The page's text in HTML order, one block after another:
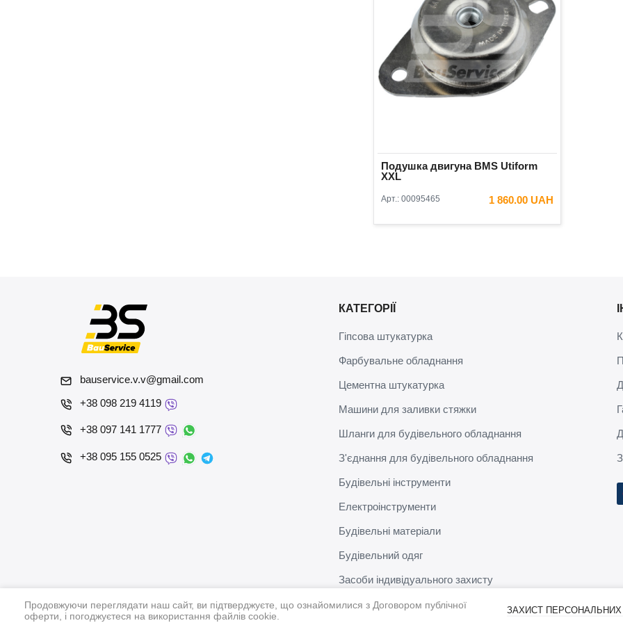
Подушка двигуна BMS Utiform
XXL
Арт.: 00095465 1 860.00 UAH
bauservice.v.v@gmail.com
+38 098 219 4119
+38 097 141 1777
+38 095 155 0525
КАТЕГОРІЇ
Гіпсова штукатурка
Фарбувальне обладнання
Цементна штукатурка
Машини для заливки стяжки
Шланги для будівельного обладнання
З'єднання для будівельного обладнання
Будівельні інструменти
Електроінструменти
Будівельні матеріали
Будівельний одяг
Засоби індивідуального захисту
Продовжуючи переглядати наш сайт, ви підтверджуєте, що ознайомилися з Договором публічної
оферти, і погоджуєтеся на використання файлів cookie.
ЗАХИСТ